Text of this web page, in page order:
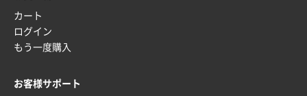
【トートバッグ・エコバッグ】特別ご注文ページ
③1枚
希望の商品の取り扱いがあったので
カート
ログイン
もう一度購入
お客様サポート